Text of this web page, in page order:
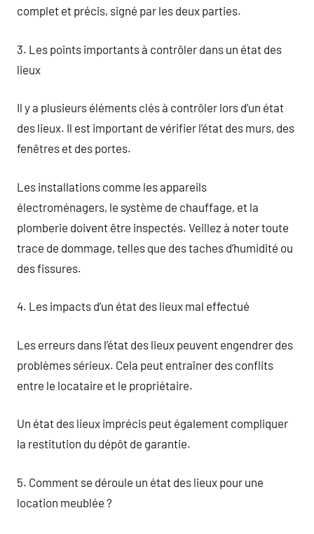
complet et précis, signé par les deux parties.
3. Les points importants à contrôler dans un état des
lieux
Il y a plusieurs éléments clés à contrôler lors d’un état
des lieux. Il est important de vérifier l’état des murs, des
fenêtres et des portes.
Les installations comme les appareils
électroménagers, le système de chauffage, et la
plomberie doivent être inspectés. Veillez à noter toute
trace de dommage, telles que des taches d’humidité ou
des fissures.
4. Les impacts d’un état des lieux mal effectué
Les erreurs dans l’état des lieux peuvent engendrer des
problèmes sérieux. Cela peut entraîner des conflits
entre le locataire et le propriétaire.
Un état des lieux imprécis peut également compliquer
la restitution du dépôt de garantie.
5. Comment se déroule un état des lieux pour une
location meublée ?